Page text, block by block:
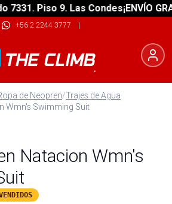
Piso 9. Las Condes¡ENVÍO
+56 2 2244 3777 |
de Neopren/Trajes de Agua
Wmn's Swimming Suit
Natacion Wmn's